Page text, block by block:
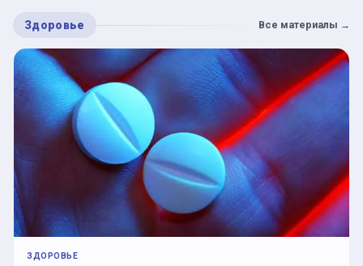
Здоровье Все материалы →
ЗДОРОВЬЕ